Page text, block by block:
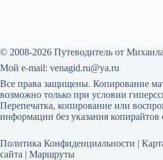
© 2008-2026 Путеводитель от
Мой е-mail: venagid.ru@ya.ru
Все права защищены. Копирование
возможно только при условии
Перепечатка, копирование или
информации без указания копирайтов
Политика Конфиденциальности |
сайта | Маршруты